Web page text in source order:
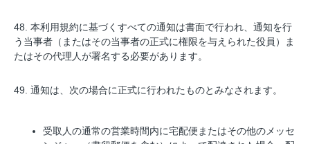
48. 本利用規約に基づくすべての通知は書面で行われ、通知を行
う当事者（またはその当事者の正式に権限を与えられた役員）ま
たはその代理人が署名する必要があります。
49. 通知は、次の場合に正式に行われたものとみなされます。
受取人の通常の営業時間内に宅配便またはその他のメッセ